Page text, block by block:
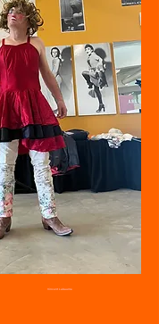
Vincent Labaume